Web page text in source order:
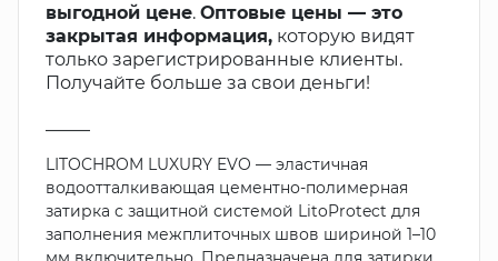
выгодной цене. Оптовые цены — это
закрытая информация, которую видят
только зарегистрированные клиенты.
Получайте больше за свои деньги!
LITOCHROM LUXURY EVO — эластичная
водоотталкивающая цементно-полимерная
затирка с защитной системой LitoProtect для
заполнения межплиточных швов шириной 1–10